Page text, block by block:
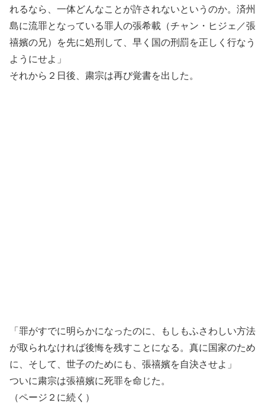
れるなら、一体どんなことが許されないというのか。済州
島に流罪となっている罪人の張希載（チャン・ヒジェ／張
禧嬪の兄）を先に処刑して、早く国の刑罰を正しく行なう
ようにせよ」
それから２日後、粛宗は再び覚書を出した。
「罪がすでに明らかになったのに、もしもふさわしい方法
が取られなければ後悔を残すことになる。真に国家のため
に、そして、世子のためにも、張禧嬪を自決させよ」
ついに粛宗は張禧嬪に死罪を命じた。
（ページ２に続く）